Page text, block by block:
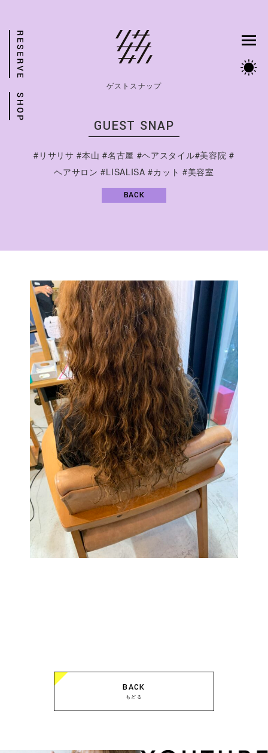
ゲストスナップ
GUEST SNAP
#リサリサ #本山 #名古屋 #ヘアスタイル#美容院 #
ヘアサロン #LISALISA #カット #美容室
BACK
BACK
もどる